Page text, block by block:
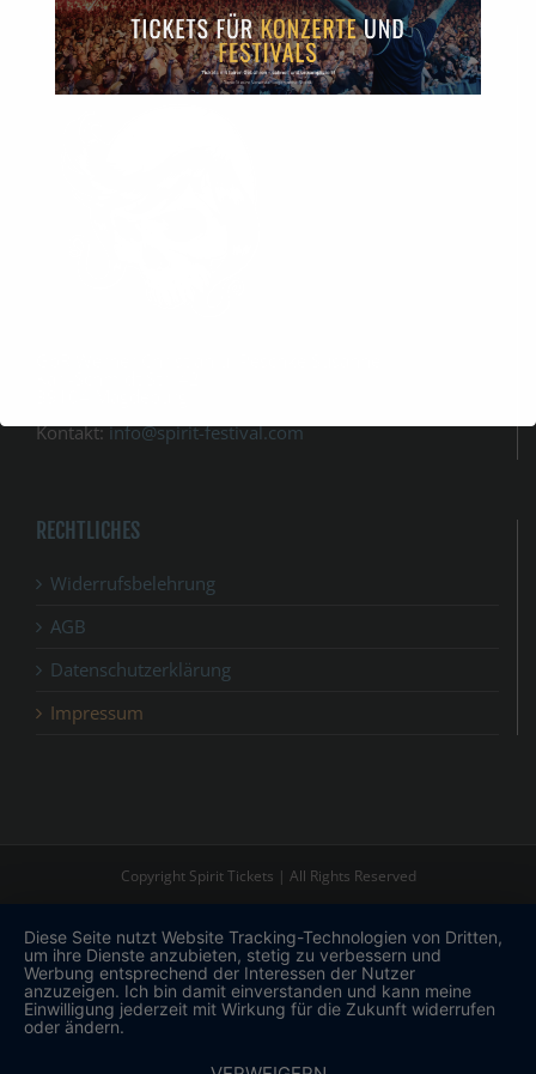
SPIRIT TICKETS
Kontakt:info@spirit-festival.com
RECHTLICHES
Widerrufsbelehrung
AGB
Datenschutzerklärung
Impressum
Copyright Spirit Tickets | All Rights Reserved
Diese Seite nutzt Website Tracking-Technologien von Dritten,
um ihre Dienste anzubieten, stetig zu verbessern und
Werbung entsprechend der Interessen der Nutzer
anzuzeigen. Ich bin damit einverstanden und kann meine
Einwilligung jederzeit mit Wirkung für die Zukunft widerrufen
oder ändern.